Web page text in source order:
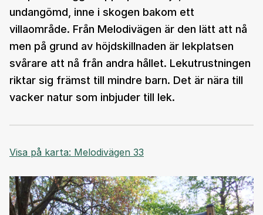
undangömd, inne i skogen bakom ett
villaområde. Från Melodivägen är den lätt att nå
men på grund av höjdskillnaden är lekplatsen
svårare att nå från andra hållet. Lekutrustningen
riktar sig främst till mindre barn. Det är nära till
vacker natur som inbjuder till lek.
Visa på karta: Melodivägen 33